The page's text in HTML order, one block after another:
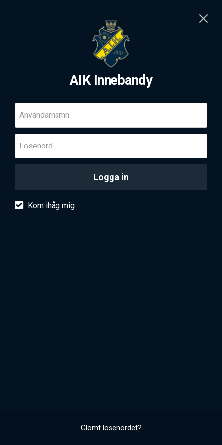
AIK Innebandy
Användarnamn
Lösenord
Logga in
Kom ihåg mig
Glömt lösenordet?